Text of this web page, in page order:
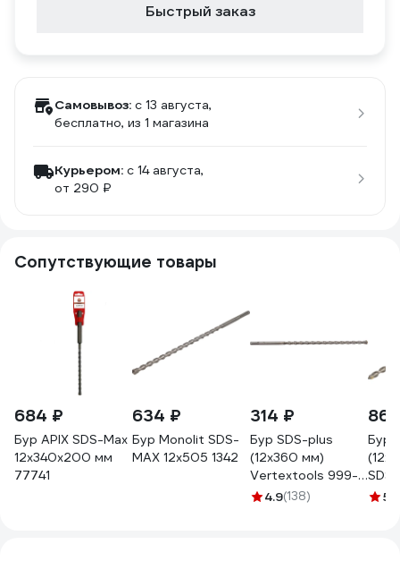
Быстрый заказ
Самовывоз: c 13 августа,
бесплатно, из 1 магазина
Курьером: c 14 августа,
от 290 ₽
Сопутствующие товары
684 ₽
Бур APIX SDS-Max
12х340х200 мм
77741
634 ₽
Бур Monolit SDS-
MAX 12x505 1342
314 ₽
Бур SDS-plus
(12х360 мм)
Vertextools 999-
12-360
4.9(138)
Бур
D-5